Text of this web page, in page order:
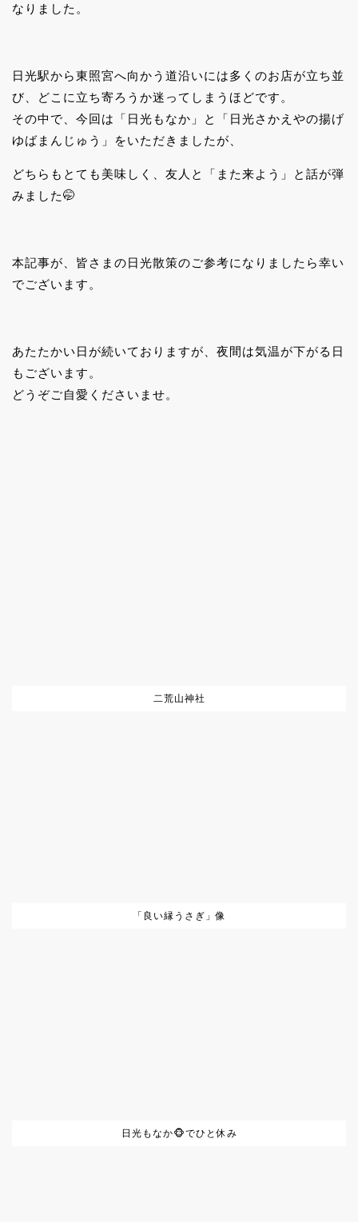
なりました。
日光駅から東照宮へ向かう道沿いには多くのお店が立ち並
び、どこに立ち寄ろうか迷ってしまうほどです。
その中で、今回は「日光もなか」と「日光さかえやの揚げ
ゆばまんじゅう」をいただきましたが、
どちらもとても美味しく、友人と「また来よう」と話が弾
みました🤭
本記事が、皆さまの日光散策のご参考になりましたら幸い
でございます。
あたたかい日が続いておりますが、夜間は気温が下がる日
もございます。
どうぞご自愛くださいませ。
二荒山神社
「良い縁うさぎ」像
日光もなか🐵でひと休み